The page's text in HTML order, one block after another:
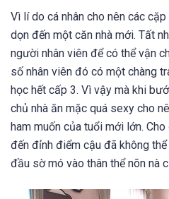
Vì lí do cá nhân cho nên các
dọn đến một căn nhà mới. Tất
người nhân viên để có thể vận
số nhân viên đó có một chàng
học hết cấp 3. Vì vậy mà khi
chủ nhà ăn mặc quá sexy cho
ham muốn của tuổi mới lớn.
đến đỉnh điểm cậu đã không
đầu sờ mó vào thân thể nõn nà